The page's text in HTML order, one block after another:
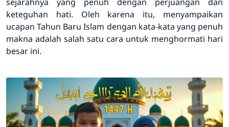
keteguhan hati. Oleh karena itu, menyampaikan
ucapan Tahun Baru Islam dengan kata-kata yang penuh
makna adalah salah satu cara untuk menghormati hari
besar ini.